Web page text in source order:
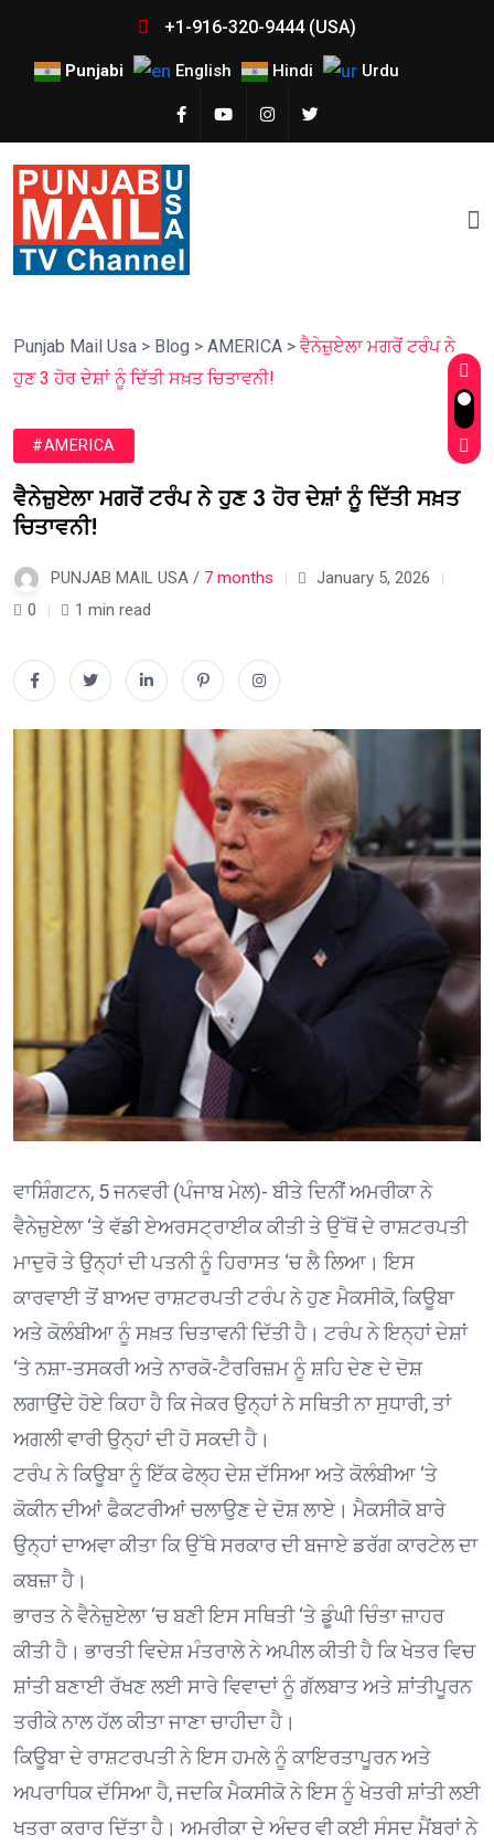
+1-916-320-9444 (USA)
Punjabi English Hindi Urdu
Punjab Mail Usa > Blog > AMERICA > ਵੈਨੇਜ਼ੁਏਲਾ ਮਗਰੋਂ ਟਰੰਪ ਨੇ
ਹੁਣ 3 ਹੋਰ ਦੇਸ਼ਾਂ ਨੂੰ ਦਿੱਤੀ ਸਖ਼ਤ ਚਿਤਾਵਨੀ!
#AMERICA
ਵੈਨੇਜ਼ੁਏਲਾ ਮਗਰੋਂ ਟਰੰਪ ਨੇ ਹੁਣ 3 ਹੋਰ ਦੇਸ਼ਾਂ ਨੂੰ ਦਿੱਤੀ ਸਖ਼ਤ
ਚਿਤਾਵਨੀ!
PUNJAB MAIL USA / 7 months
January 5, 2026
0
1 min read
ਵਾਸ਼ਿੰਗਟਨ, 5 ਜਨਵਰੀ (ਪੰਜਾਬ ਮੇਲ)- ਬੀਤੇ ਦਿਨੀਂ ਅਮਰੀਕਾ ਨੇ
ਵੈਨੇਜ਼ੁਏਲਾ ‘ਤੇ ਵੱਡੀ ਏਅਰਸਟ੍ਰਾਈਕ ਕੀਤੀ ਤੇ ਉੱਥੋਂ ਦੇ ਰਾਸ਼ਟਰਪਤੀ
ਮਾਦੁਰੋ ਤੇ ਉਨ੍ਹਾਂ ਦੀ ਪਤਨੀ ਨੂੰ ਹਿਰਾਸਤ ‘ਚ ਲੈ ਲਿਆ। ਇਸ
ਕਾਰਵਾਈ ਤੋਂ ਬਾਅਦ ਰਾਸ਼ਟਰਪਤੀ ਟਰੰਪ ਨੇ ਹੁਣ ਮੈਕਸੀਕੋ, ਕਿਊਬਾ
ਅਤੇ ਕੋਲੰਬੀਆ ਨੂੰ ਸਖ਼ਤ ਚਿਤਾਵਨੀ ਦਿੱਤੀ ਹੈ। ਟਰੰਪ ਨੇ ਇਨ੍ਹਾਂ ਦੇਸ਼ਾਂ
‘ਤੇ ਨਸ਼ਾ-ਤਸਕਰੀ ਅਤੇ ਨਾਰਕੋ-ਟੈਰਰਿਜ਼ਮ ਨੂੰ ਸ਼ਹਿ ਦੇਣ ਦੇ ਦੋਸ਼
ਲਗਾਉਂਦੇ ਹੋਏ ਕਿਹਾ ਹੈ ਕਿ ਜੇਕਰ ਉਨ੍ਹਾਂ ਨੇ ਸਥਿਤੀ ਨਾ ਸੁਧਾਰੀ, ਤਾਂ
ਅਗਲੀ ਵਾਰੀ ਉਨ੍ਹਾਂ ਦੀ ਹੋ ਸਕਦੀ ਹੈ।
ਟਰੰਪ ਨੇ ਕਿਊਬਾ ਨੂੰ ਇੱਕ ਫੇਲ੍ਹ ਦੇਸ਼ ਦੱਸਿਆ ਅਤੇ ਕੋਲੰਬੀਆ ‘ਤੇ
ਕੋਕੀਨ ਦੀਆਂ ਫੈਕਟਰੀਆਂ ਚਲਾਉਣ ਦੇ ਦੋਸ਼ ਲਾਏ। ਮੈਕਸੀਕੋ ਬਾਰੇ
ਉਨ੍ਹਾਂ ਦਾਅਵਾ ਕੀਤਾ ਕਿ ਉੱਥੇ ਸਰਕਾਰ ਦੀ ਬਜਾਏ ਡਰੱਗ ਕਾਰਟੇਲ ਦਾ
ਕਬਜ਼ਾ ਹੈ।
ਭਾਰਤ ਨੇ ਵੈਨੇਜ਼ੁਏਲਾ ‘ਚ ਬਣੀ ਇਸ ਸਥਿਤੀ ‘ਤੇ ਡੂੰਘੀ ਚਿੰਤਾ ਜ਼ਾਹਰ
ਕੀਤੀ ਹੈ। ਭਾਰਤੀ ਵਿਦੇਸ਼ ਮੰਤਰਾਲੇ ਨੇ ਅਪੀਲ ਕੀਤੀ ਹੈ ਕਿ ਖੇਤਰ ਵਿਚ
ਸ਼ਾਂਤੀ ਬਣਾਈ ਰੱਖਣ ਲਈ ਸਾਰੇ ਵਿਵਾਦਾਂ ਨੂੰ ਗੱਲਬਾਤ ਅਤੇ ਸ਼ਾਂਤੀਪੂਰਨ
ਤਰੀਕੇ ਨਾਲ ਹੱਲ ਕੀਤਾ ਜਾਣਾ ਚਾਹੀਦਾ ਹੈ।
ਕਿਊਬਾ ਦੇ ਰਾਸ਼ਟਰਪਤੀ ਨੇ ਇਸ ਹਮਲੇ ਨੂੰ ਕਾਇਰਤਾਪੂਰਨ ਅਤੇ
ਅਪਰਾਧਿਕ ਦੱਸਿਆ ਹੈ, ਜਦਕਿ ਮੈਕਸੀਕੋ ਨੇ ਇਸ ਨੂੰ ਖੇਤਰੀ ਸ਼ਾਂਤੀ ਲਈ
ਖਤਰਾ ਕਰਾਰ ਦਿੱਤਾ ਹੈ। ਅਮਰੀਕਾ ਦੇ ਅੰਦਰ ਵੀ ਕਈ ਸੰਸਦ ਮੈਂਬਰਾਂ ਨੇ